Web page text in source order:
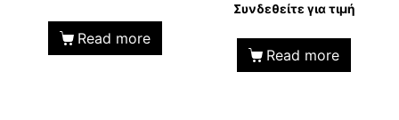
Read more
Συνδεθείτε για τιμή
Read more